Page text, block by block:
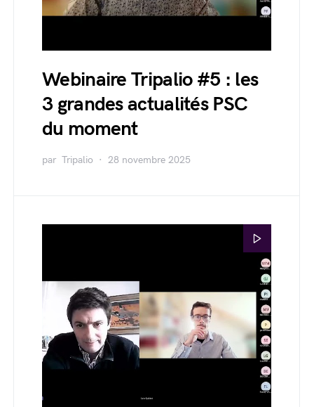
Webinaire Tripalio #5 : les
3 grandes actualités PSC
du moment
par Tripalio 28 novembre 2025